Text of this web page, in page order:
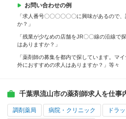
お問い合わせの例
「求人番号〇〇〇〇〇〇に興味があるので
か？」
「残業が少なめの店舗をJR〇〇線の沿線で
はありますか？」
「薬剤師の募集を都内で探しています。マ
外におすすめの求人はありますか？」等々
千葉県流山市の薬剤師求人を仕事
調剤薬局 病院・クリニック ドラ